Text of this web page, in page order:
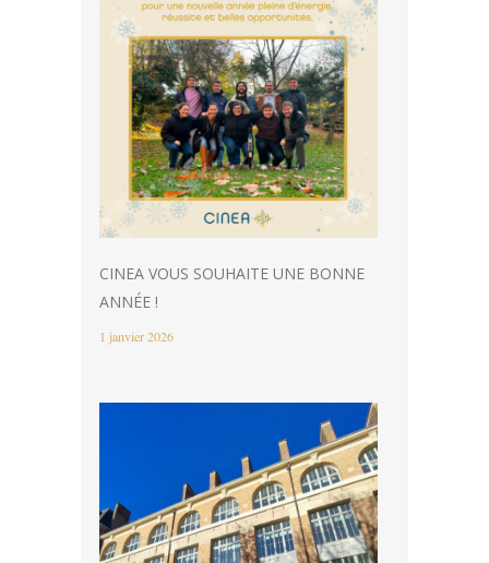
CINEA VOUS SOUHAITE UNE BONNE
ANNÉE !
1 janvier 2026